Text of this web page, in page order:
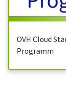
OVH Cloud
Programm